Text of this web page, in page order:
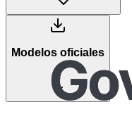
Modelos oficiales
1